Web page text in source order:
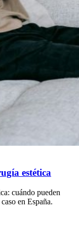
estética
cuándo pueden
en España.